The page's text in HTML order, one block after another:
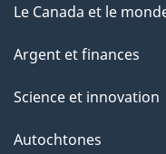
Le Canada et le
Argent et finances
Science et innovation
Autochtones